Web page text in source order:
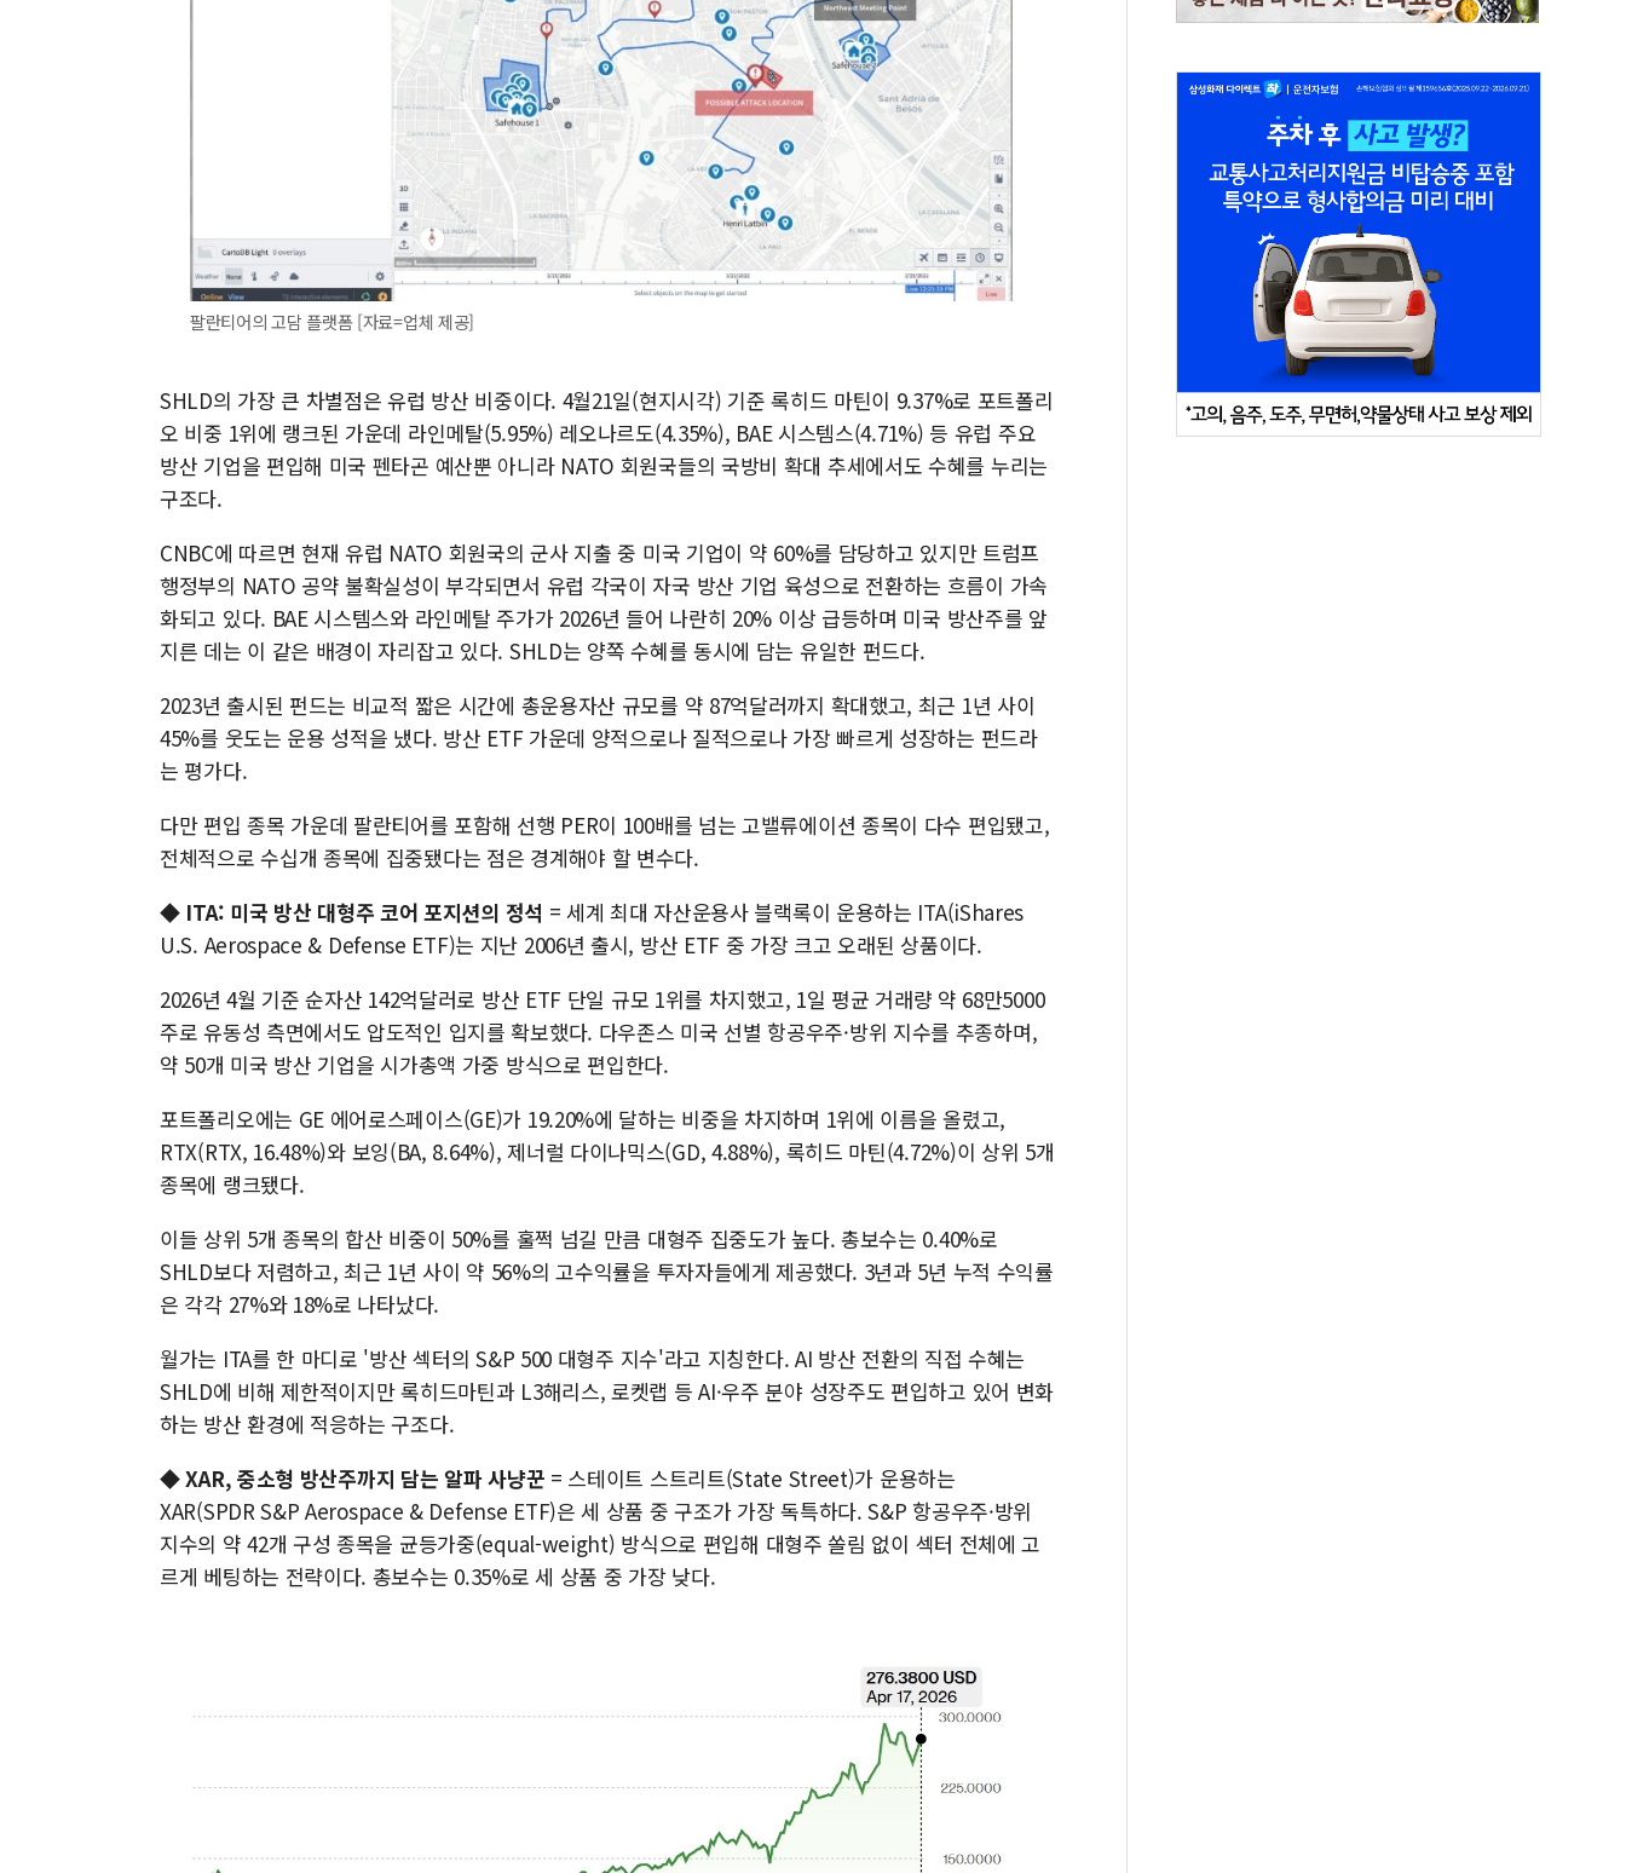
팔란티어의 고담 플랫폼 [자료=업체 제공]
SHLD의 가장 큰 차별점은 유럽 방산 비중이다. 4월21일(현지시각) 기준 록히드 마틴이 9.37%로 포트폴리
오 비중 1위에 랭크된 가운데 라인메탈(5.95%) 레오나르도(4.35%), BAE 시스템스(4.71%) 등 유럽 주요
방산 기업을 편입해 미국 펜타곤 예산뿐 아니라 NATO 회원국들의 국방비 확대 추세에서도 수혜를 누리는
구조다.
CNBC에 따르면 현재 유럽 NATO 회원국의 군사 지출 중 미국 기업이 약 60%를 담당하고 있지만 트럼프
행정부의 NATO 공약 불확실성이 부각되면서 유럽 각국이 자국 방산 기업 육성으로 전환하는 흐름이 가속
화되고 있다. BAE 시스템스와 라인메탈 주가가 2026년 들어 나란히 20% 이상 급등하며 미국 방산주를 앞
지른 데는 이 같은 배경이 자리잡고 있다. SHLD는 양쪽 수혜를 동시에 담는 유일한 펀드다.
2023년 출시된 펀드는 비교적 짧은 시간에 총운용자산 규모를 약 87억달러까지 확대했고, 최근 1년 사이
45%를 웃도는 운용 성적을 냈다. 방산 ETF 가운데 양적으로나 질적으로나 가장 빠르게 성장하는 펀드라
는 평가다.
다만 편입 종목 가운데 팔란티어를 포함해 선행 PER이 100배를 넘는 고밸류에이션 종목이 다수 편입됐고,
전체적으로 수십개 종목에 집중됐다는 점은 경계해야 할 변수다.
◆ ITA: 미국 방산 대형주 코어 포지션의 정석 = 세계 최대 자산운용사 블랙록이 운용하는 ITA(iShares
U.S. Aerospace & Defense ETF)는 지난 2006년 출시, 방산 ETF 중 가장 크고 오래된 상품이다.
2026년 4월 기준 순자산 142억달러로 방산 ETF 단일 규모 1위를 차지했고, 1일 평균 거래량 약 68만5000
주로 유동성 측면에서도 압도적인 입지를 확보했다. 다우존스 미국 선별 항공우주·방위 지수를 추종하며,
약 50개 미국 방산 기업을 시가총액 가중 방식으로 편입한다.
포트폴리오에는 GE 에어로스페이스(GE)가 19.20%에 달하는 비중을 차지하며 1위에 이름을 올렸고,
RTX(RTX, 16.48%)와 보잉(BA, 8.64%), 제너럴 다이나믹스(GD, 4.88%), 록히드 마틴(4.72%)이 상위 5개
종목에 랭크됐다.
이들 상위 5개 종목의 합산 비중이 50%를 훌쩍 넘길 만큼 대형주 집중도가 높다. 총보수는 0.40%로
SHLD보다 저렴하고, 최근 1년 사이 약 56%의 고수익률을 투자자들에게 제공했다. 3년과 5년 누적 수익률
은 각각 27%와 18%로 나타났다.
월가는 ITA를 한 마디로 '방산 섹터의 S&P 500 대형주 지수'라고 지칭한다. AI 방산 전환의 직접 수혜는
SHLD에 비해 제한적이지만 록히드마틴과 L3해리스, 로켓랩 등 AI·우주 분야 성장주도 편입하고 있어 변화
하는 방산 환경에 적응하는 구조다.
◆XAR, 중소형 방산주까지 담는 알파 사냥꾼 = 스테이트 스트리트(State Street)가 운용하는
XAR(SPDR S&P Aerospace & Defense ETF)은 세 상품 중 구조가 가장 독특하다. S&P 항공우주·방위
지수의 약 42개 구성 종목을 균등가중(equal-weight) 방식으로 편입해 대형주 쏠림 없이 섹터 전체에 고
르게 베팅하는 전략이다. 총보수는 0.35%로 세 상품 중 가장 낮다.